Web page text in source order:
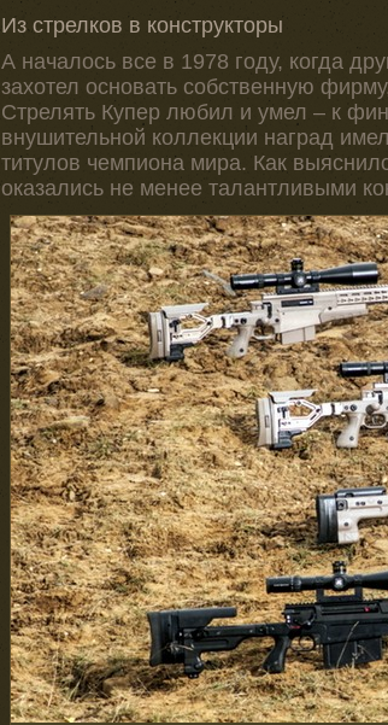
Из стрелков в конструкторы
А началось все в 1978 году, когда
захотел основать собственную
Стрелять Купер любил и умел – к
внушительной коллекции наград
титулов чемпиона мира. Как
оказались не менее талантливыми